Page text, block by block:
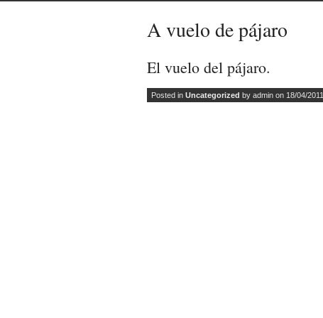
A vuelo de pájaro
El vuelo del pájaro.
Posted in Uncategorized by admin on 18/04/2011